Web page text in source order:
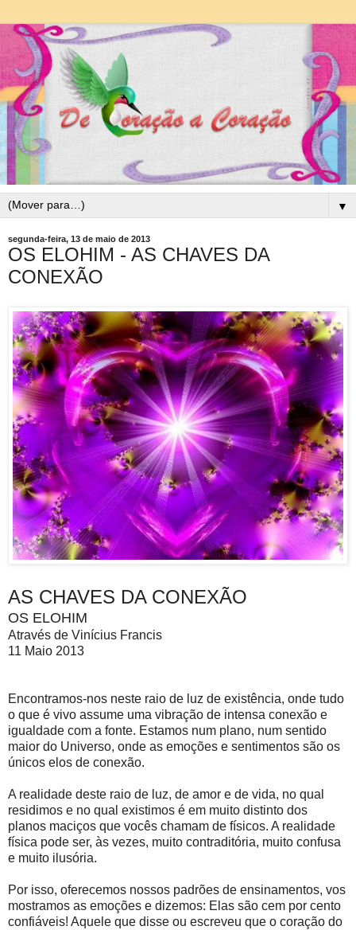
▼
segunda-feira, 13 de maio de 2013
OS ELOHIM - AS CHAVES DA
CONEXÃO
AS CHAVES DA CONEXÃO
OS ELOHIM
Através de Vinícius Francis
11 Maio 2013
Encontramos-nos neste raio de luz de existência, onde tudo
o que é vivo assume uma vibração de intensa conexão e
igualdade com a fonte. Estamos num plano, num sentido
maior do Universo, onde as emoções e sentimentos são os
únicos elos de conexão.
A realidade deste raio de luz, de amor e de vida, no qual
residimos e no qual existimos é em muito distinto dos
planos maciços que vocês chamam de físicos. A realidade
física pode ser, às vezes, muito contraditória, muito confusa
e muito ilusória.
Por isso, oferecemos nossos padrões de ensinamentos, vos
mostramos as emoções e dizemos: Elas são cem por cento
confiáveis! Aquele que disse ou escreveu que o coração do